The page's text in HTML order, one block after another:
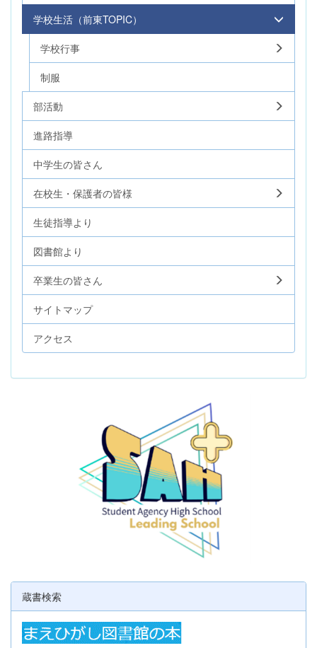
学校生活（前東TOPIC）
学校行事
制服
部活動
進路指導
中学生の皆さん
在校生・保護者の皆様
生徒指導より
図書館より
卒業生の皆さん
サイトマップ
アクセス
蔵書検索